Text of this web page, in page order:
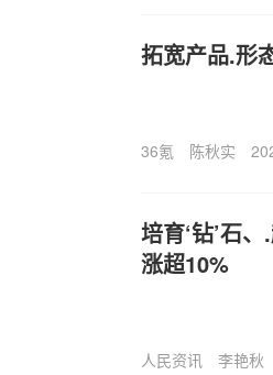
拓宽产品.形
36氪 陈秋实
培育‘钻’石
涨超10%
人民资讯 李艳秋